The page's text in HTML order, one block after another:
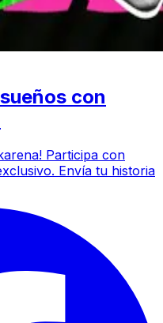
con
Participa con
Envía tu historia